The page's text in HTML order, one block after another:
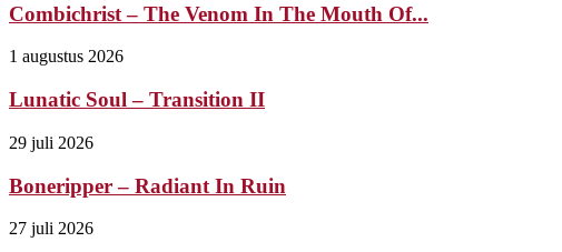
Combichrist – The Venom In The Mouth Of...
1 augustus 2026
Lunatic Soul – Transition II
29 juli 2026
Boneripper – Radiant In Ruin
27 juli 2026